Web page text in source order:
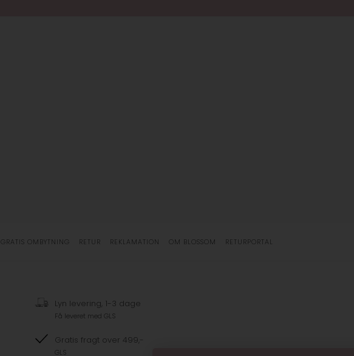
GRATIS OMBYTNING RETUR REKLAMATION OM BLOSSOM RETURPORTAL
Lyn levering, 1-3 dage
Få leveret med GLS
Gratis fragt over 499,-
GLS